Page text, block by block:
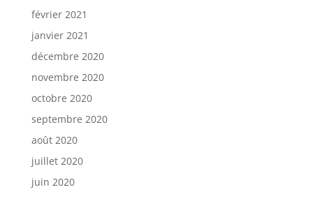
février 2021
janvier 2021
décembre 2020
novembre 2020
octobre 2020
septembre 2020
août 2020
juillet 2020
juin 2020